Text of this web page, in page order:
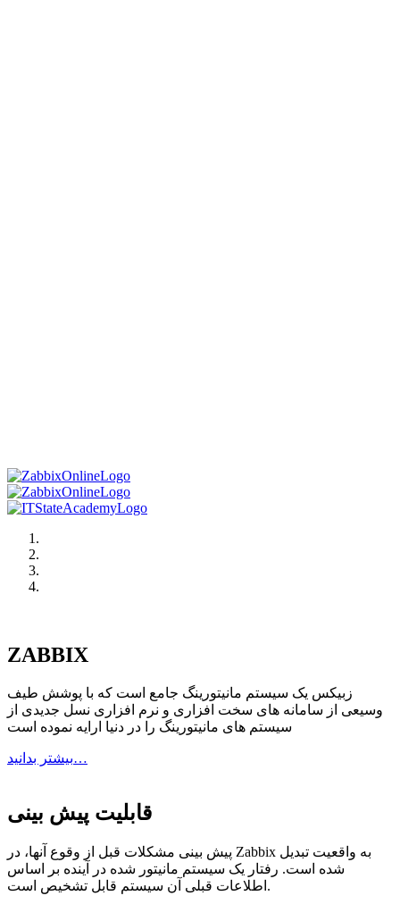
ZABBIX
زبیکس یک سیستم مانیتورینگ جامع است که با پوشش طیف
وسیعی از سامانه های سخت افزاری و نرم افزاری نسل جدیدی از
سیستم های مانیتورینگ را در دنیا ارایه نموده است
بیشتر بدانید…
قابلیت پیش بینی
پیش بینی مشکلات قبل از وقوع آنها، در Zabbix به واقعیت تبدیل
شده است. رفتار یک سیستم مانیتور شده در آینده بر اساس
اطلاعات قبلی آن سیستم قابل تشخیص است.